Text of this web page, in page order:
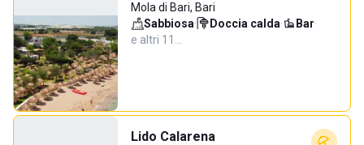
Mola di Bari, Bari
Sabbiosa· Doccia calda· Bar·
e altri 11…
Lido Calarena